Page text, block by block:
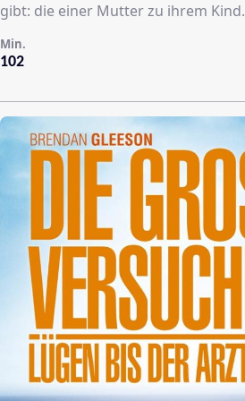
gibt: die einer Mutter zu ihrem Kind.
102
Min.